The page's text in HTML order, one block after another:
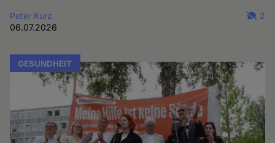
Peter Kurz
06.07.2026
2
GESUNDHEIT